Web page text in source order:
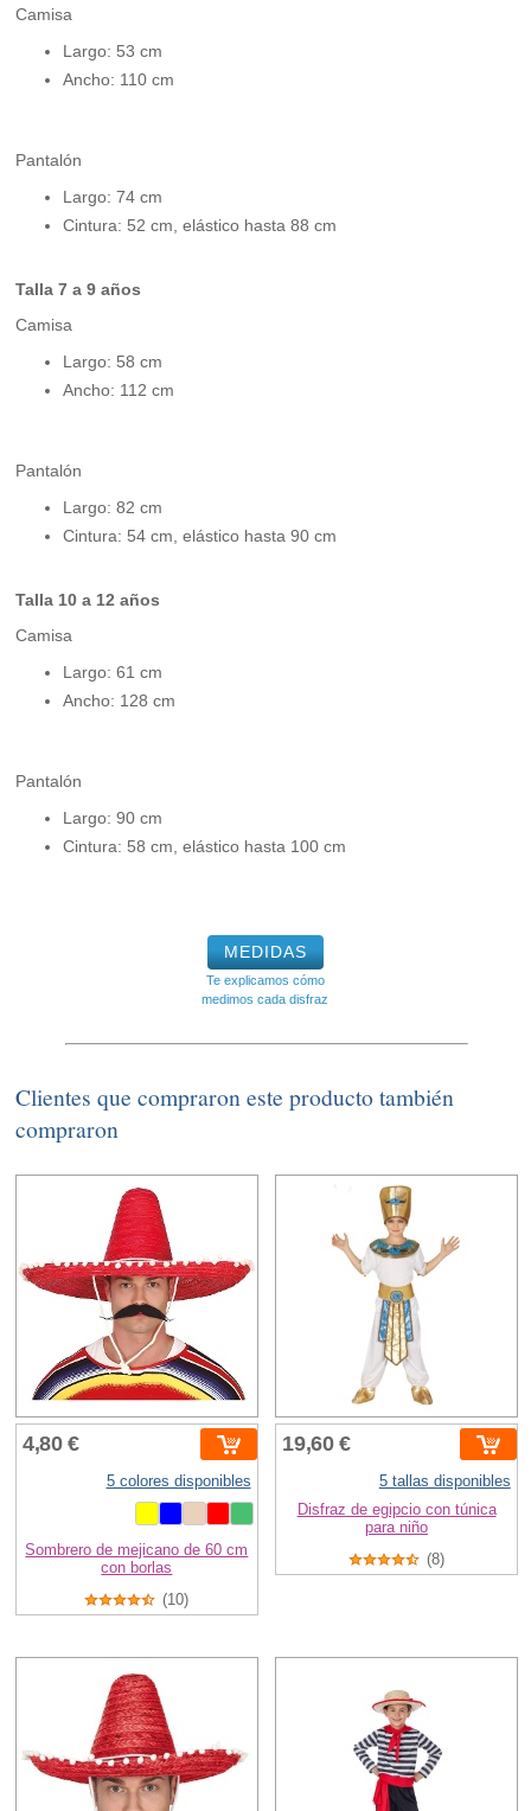
Camisa
Largo: 53 cm
Ancho: 110 cm
Pantalón
Largo: 74 cm
Cintura: 52 cm, elástico hasta 88 cm
Talla 7 a 9 años
Camisa
Largo: 58 cm
Ancho: 112 cm
Pantalón
Largo: 82 cm
Cintura: 54 cm, elástico hasta 90 cm
Talla 10 a 12 años
Camisa
Largo: 61 cm
Ancho: 128 cm
Pantalón
Largo: 90 cm
Cintura: 58 cm, elástico hasta 100 cm
MEDIDAS
Te explicamos cómo
medimos cada disfraz
Clientes que compraron este producto también
compraron
4,80 €
5 colores disponibles
Sombrero de mejicano de 60 cm
con borlas
(10)
19,60 €
5 tallas disponibles
Disfraz de egipcio con túnica
para niño
(8)